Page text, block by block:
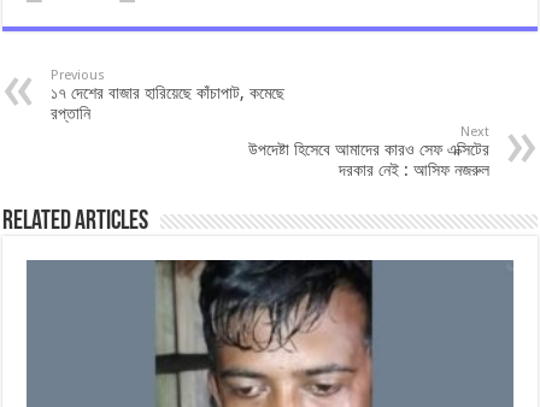
Previous
১৭ দেশের বাজার হারিয়েছে কাঁচাপাট, কমেছে
রপ্তানি
Next
উপদেষ্টা হিসেবে আমাদের কারও সেফ এক্সিটের
দরকার নেই : আসিফ নজরুল
Related Articles